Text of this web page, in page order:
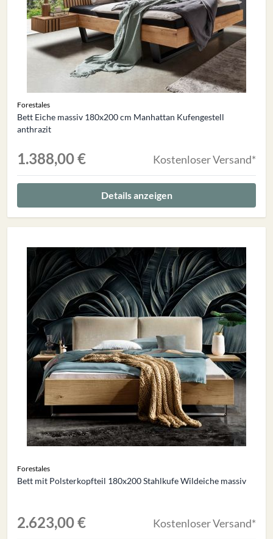
Forestales
Bett Eiche massiv 180x200 cm Manhattan Kufengestell
anthrazit
1.388,00 € Kostenloser Versand*
Details anzeigen
Forestales
Bett mit Polsterkopfteil 180x200 Stahlkufe Wildeiche massiv
2.623,00 € Kostenloser Versand*